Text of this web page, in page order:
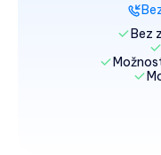
Bez